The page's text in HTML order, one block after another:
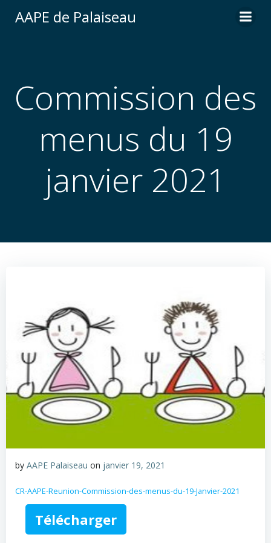
AAPE de Palaiseau
Commission des
menus du 19
janvier 2021
by AAPE Palaiseau on janvier 19, 2021
CR-AAPE-Reunion-Commission-des-menus-du-19-Janvier-2021
Télécharger